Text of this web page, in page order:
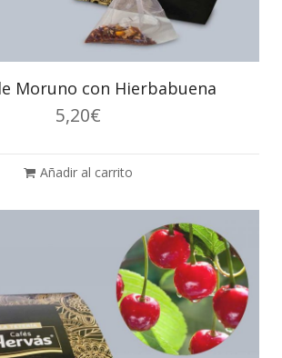
Moruno con Hierbabuena
5,20€
Añadir al carrito